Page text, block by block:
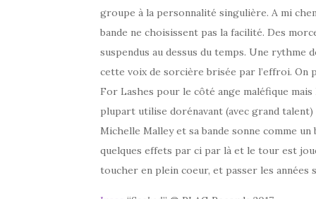
groupe à la personnalité singulière. A mi
bande ne choisissent pas la facilité. Des
suspendus au dessus du temps. Une rythme
cette voix de sorcière brisée par l’effroi. On
For Lashes pour le côté ange maléfique
plupart utilise dorénavant (avec grand
Michelle Malley et sa bande sonne comme
quelques effets par ci par là et le tour est
toucher en plein coeur, et passer les